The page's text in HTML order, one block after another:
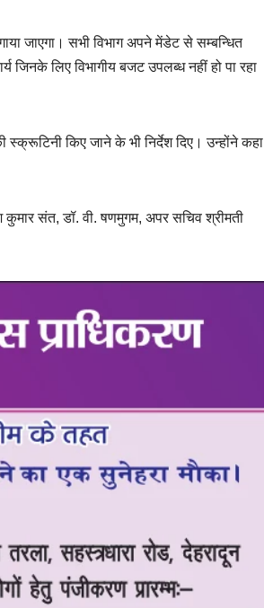
जाएगा। सभी विभाग अपने मेंडेट से सम्बन्धित
जिनके लिए विभागीय बजट उपलब्ध नहीं हो पा रहा
किए जाने के भी निर्देश दिए। उन्होंने कहा
संत, डॉ. वी. षणमुगम, अपर सचिव श्रीमती